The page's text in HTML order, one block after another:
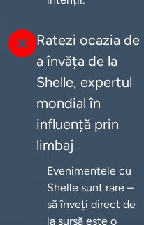
Ratezi ocazia de
a învăța de la
Shelle, expertul
mondial în
influență prin
limbaj
Evenimentele cu
Shelle sunt rare –
să înveți direct de
la sursă este o